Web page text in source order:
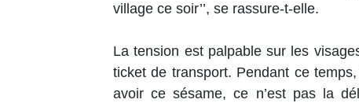
village ce soir’’, se rassure-t-elle.
La tension est palpable sur les
ticket de transport. Pendant ce
avoir ce sésame, ce n’est pas la